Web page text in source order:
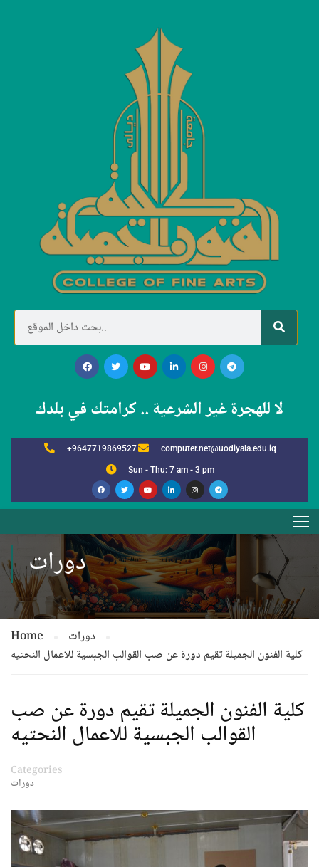
لا للهجرة غير الشرعية .. كرامتك في بلدك
+9647719869527 computer.net@uodiyala.edu.iq
Sun - Thu: 7 am - 3 pm
دورات
Home
دورات
كلية الفنون الجميلة تقيم دورة عن صب القوالب الجبسية للاعمال النحتيه
كلية الفنون الجميلة تقيم دورة عن صب
القوالب الجبسية للاعمال النحتيه
Categories
دورات